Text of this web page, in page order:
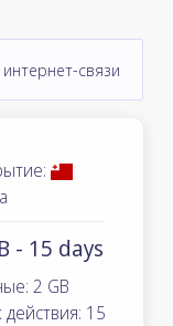
связи
- 15 days
2 GB
действия: 15